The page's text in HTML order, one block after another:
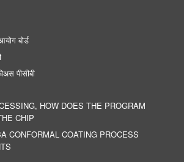
बोर्ड
पीसीबी
HOW DOES THE PROGRAM
CHIP
CONFORMAL COATING PROCESS